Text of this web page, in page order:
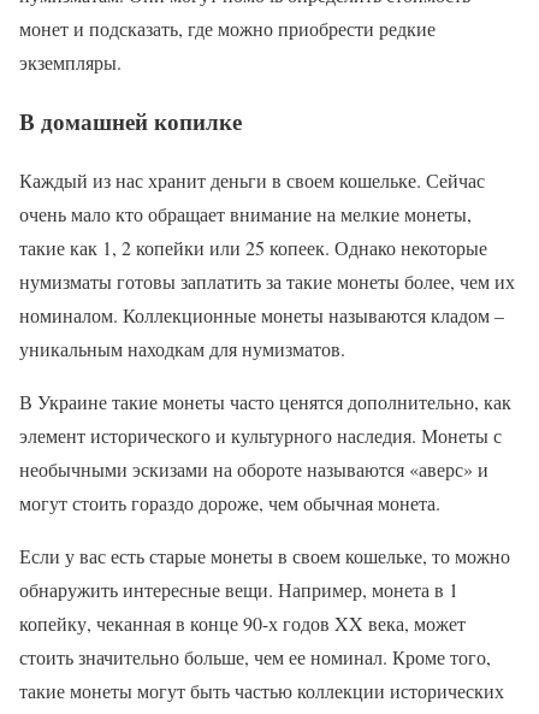
монет и подсказать, где можно приобрести редкие
экземпляры.
В домашней копилке
Каждый из нас хранит деньги в своем кошельке. Сейчас
очень мало кто обращает внимание на мелкие монеты,
такие как 1, 2 копейки или 25 копеек. Однако некоторые
нумизматы готовы заплатить за такие монеты более, чем их
номиналом. Коллекционные монеты называются кладом –
уникальным находкам для нумизматов.
В Украине такие монеты часто ценятся дополнительно, как
элемент исторического и культурного наследия. Монеты с
необычными эскизами на обороте называются «аверс» и
могут стоить гораздо дороже, чем обычная монета.
Если у вас есть старые монеты в своем кошельке, то можно
обнаружить интересные вещи. Например, монета в 1
копейку, чеканная в конце 90-х годов XX века, может
стоить значительно больше, чем ее номинал. Кроме того,
такие монеты могут быть частью коллекции исторических